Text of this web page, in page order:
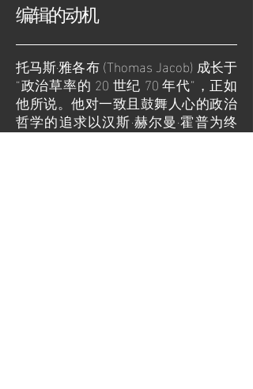
编辑的动机
托马斯·雅各布 (Thomas Jacob) 成长于
“政治草率的 20 世纪 70 年代”，正如
他所说。他对一致且鼓舞人心的政治
哲学的追求以汉斯·赫尔曼·霍普为终
点。“霍普回答了我最基本的问题，